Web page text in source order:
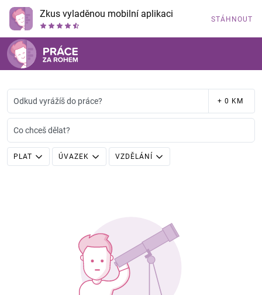
Zkus vyladěnou mobilní aplikaci STÁHNOUT
Odkud vyrážíš do práce? + 0 KM
Co chceš dělat?
PLAT ÚVAZEK VZDĚLÁNÍ